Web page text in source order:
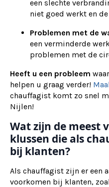
een slechte
niet goed werkt en
Problemen met de
een verminderde
problemen met de
Heeft u een probleem
helpen u graag verder!
chauffagist komt zo snel
Nijlen!
Wat zijn de meest
klussen die als
bij klanten?
Als chauffagist zijn er een
voorkomen bij klanten,